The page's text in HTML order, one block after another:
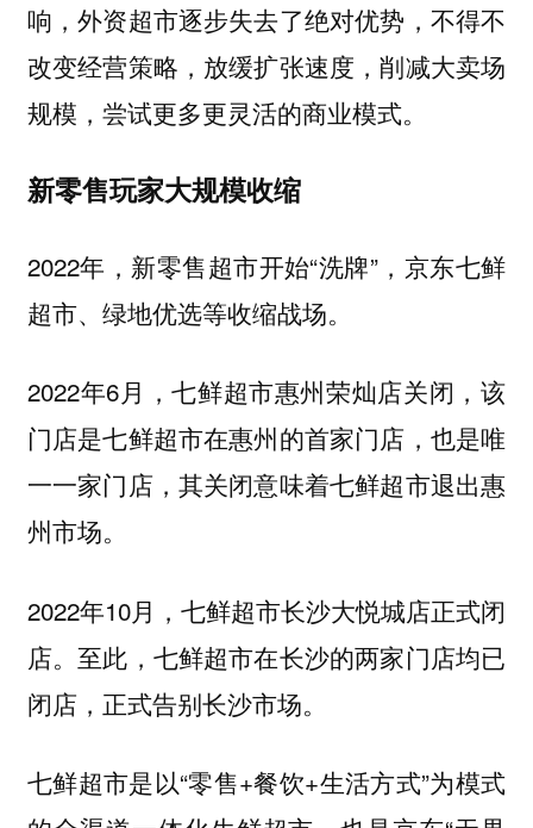
响，外资超市逐步失去了绝对优势，不得不
改变经营策略，放缓扩张速度，削减大卖场
规模，尝试更多更灵活的商业模式。
新零售玩家大规模收缩
2022年，新零售超市开始“洗牌”，京东七鲜
超市、绿地优选等收缩战场。
2022年6月，七鲜超市惠州荣灿店关闭，该
门店是七鲜超市在惠州的首家门店，也是唯
一一家门店，其关闭意味着七鲜超市退出惠
州市场。
2022年10月，七鲜超市长沙大悦城店正式闭
店。至此，七鲜超市在长沙的两家门店均已
闭店，正式告别长沙市场。
七鲜超市是以“零售+餐饮+生活方式”为模式